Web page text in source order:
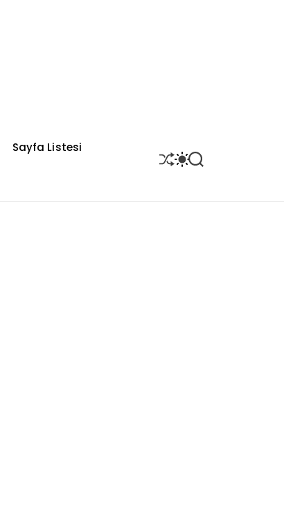
Sayfa Listesi
S
H
S
W
S
E